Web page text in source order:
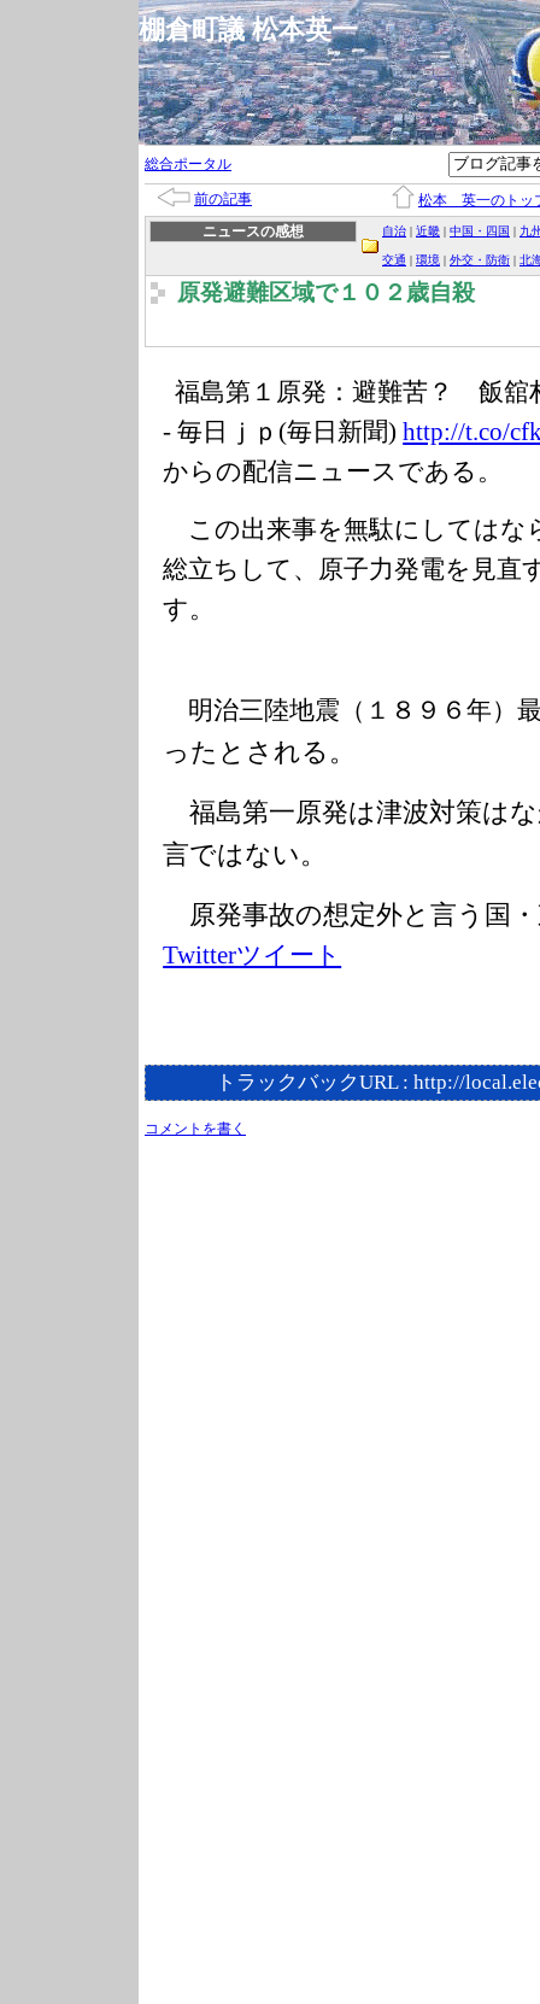
棚倉町議 松本英一
総合ポータル
前の記事
松本 英一のトッ
ニュースの感想
自治 | 近畿 | 中国・四国 | 九
交通 | 環境 | 外交・防衛 | 北
原発避難区域で１０２歳自殺
福島第１原発：避難苦？ 飯舘
- 毎日ｊｐ(毎日新聞)http://t.co/
からの配信ニュースである。
この出来事を無駄にしてはな
総立ちして、原子力発電を見直
す。
明治三陸地震（１８９６年）
ったとされる。
福島第一原発は津波対策は
言ではない。
原発事故の想定外と言う国
Twitterツイート
トラックバックURL : http://
コメントを書く